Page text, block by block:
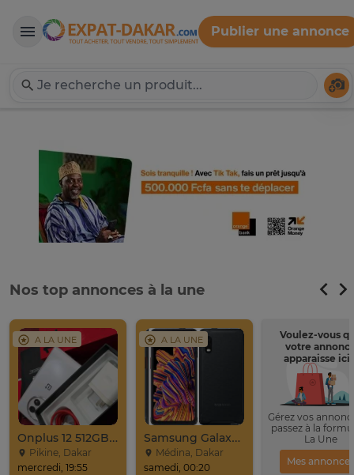
Expat-Dakar
Publier une annonce
Nos top annonces à la une
A LA UNE
Onplus 12 512GB 16GB Ram 2sim
Pikine, Dakar
mercredi, 19:55
A LA UNE
Samsung Galaxy Xcover Pro Venant 64go Ram 4go 4
Médina, Dakar
samedi, 00:20
Voulez-vous
votre
apparaisse ici
Gérez vos
passez à la
La Une
Mes annonces